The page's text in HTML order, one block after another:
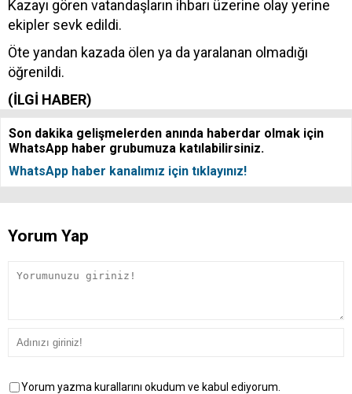
Kazayı gören vatandaşların ihbarı üzerine olay yerine
ekipler sevk edildi.
Öte yandan kazada ölen ya da yaralanan olmadığı
öğrenildi.
(İLGİ HABER)
Son dakika gelişmelerden anında haberdar olmak için
WhatsApp haber grubumuza katılabilirsiniz.
WhatsApp haber kanalımız için tıklayınız!
Yorum Yap
Yorum yazma kurallarını okudum ve kabul ediyorum.